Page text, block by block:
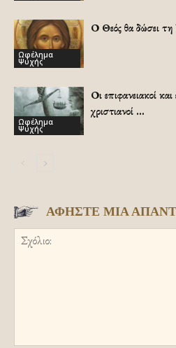
Ωφέλημα
Ψυχής
Ο Θεός θα δώσει
Ωφέλημα
Ψυχής
Οι επιφανειακοί
χριστιανοί …
ΑΦΗΣΤΕ ΜΙΑ